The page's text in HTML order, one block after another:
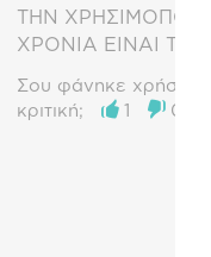
ΤΗΝ ΧΡΗΣΙΜΟΠΟΙΩ
ΧΡΟΝΙΑ ΕΙΝΑΙ
Σου φάνηκε χρήσιμη
κριτική;
1 0